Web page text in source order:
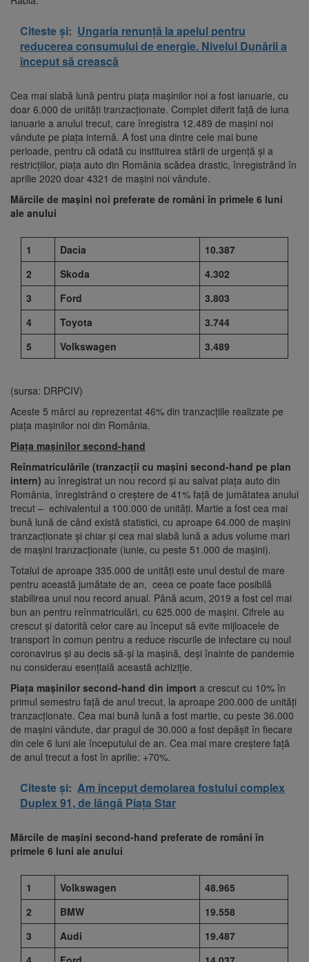
Citeste și: Ungaria renunță la apelul pentru
reducerea consumului de energie. Nivelul Dunării a
început să crească
Cea mai slabă lună pentru piața mașinilor noi a fost ianuarie, cu
doar 6.000 de unități tranzacționate. Complet diferit față de luna
ianuarie a anului trecut, care înregistra 12.489 de mașini noi
vândute pe piața internă. A fost una dintre cele mai bune
perioade, pentru că odată cu instituirea stării de urgență și a
restricțiilor, piața auto din România scădea drastic, înregistrând în
aprilie 2020 doar 4321 de mașini noi vândute.
Mărcile de mașini noi preferate de români în primele 6 luni
ale anului
1 Dacia
10.387
2
Skoda
4.302
3
Ford
3.803
4
Toyota
3.744
5
Volkswagen 3.489
(sursa: DRPCIV)
Aceste 5 mărci au reprezentat 46% din tranzacțiile realizate pe
piața mașinilor noi din România.
Piața mașinilor second-hand
Reînmatriculările (tranzacții cu mașini second-hand pe plan
intern) au înregistrat un nou record și au salvat piața auto din
România, înregistrând o creștere de 41% față de jumătatea anului
trecut – echivalentul a 100.000 de unități. Martie a fost cea mai
bună lună de când există statistici, cu aproape 64.000 de mașini
tranzacționate și chiar și cea mai slabă lună a adus volume mari
de mașini tranzacționate (iunie, cu peste 51.000 de mașini).
Totalul de aproape 335.000 de unități este unul destul de mare
pentru această jumătate de an, ceea ce poate face posibilă
stabilirea unui nou record anual. Până acum, 2019 a fost cel mai
bun an pentru reînmatriculări, cu 625.000 de mașini. Cifrele au
crescut și datorită celor care au început să evite mijloacele de
transport în comun pentru a reduce riscurile de infectare cu noul
coronavirus și au decis să-și ia mașină, deși înainte de pandemie
nu considerau esențială această achiziție.
Piața mașinilor second-hand din import a crescut cu 10% în
primul semestru față de anul trecut, la aproape 200.000 de unități
tranzacționate. Cea mai bună lună a fost martie, cu peste 36.000
de mașini vândute, dar pragul de 30.000 a fost depășit în fiecare
din cele 6 luni ale începutului de an. Cea mai mare creștere față
de anul trecut a fost în aprilie: +70%.
Citeste și: Am început demolarea fostului complex
Duplex 91, de lângă Piața Star
Mărcile de mașini second-hand preferate de români în
primele 6 luni ale anului
1 Volkswagen
48.965
2
BMW
19.558
3
Audi
19.487